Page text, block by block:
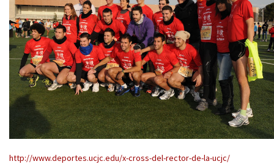
http://www.deportes.ucjc.edu/x-cross-del-rector-de-la-ucjc/